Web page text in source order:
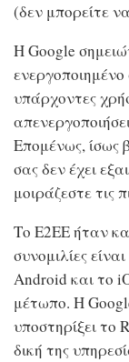
(δεν μπορείτε
Η Google
υπάρχοντες
Επομένως, ίσως
σας δεν έχει
μοιράζεστε τις
Το E2EE ήταν
συνομιλίες
Android και το
μέτωπο. Η
υποστηρίξει το
δική της